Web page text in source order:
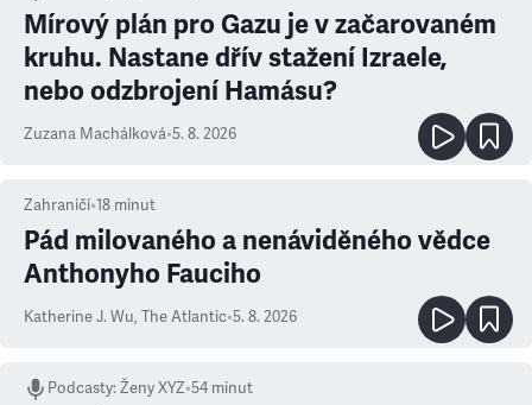
Mírový plán pro Gazu je v začarovaném
kruhu. Nastane dřív stažení Izraele,
nebo odzbrojení Hamásu?
Zuzana Machálková•5. 8. 2026
Zahraničí•18 minut
Pád milovaného a nenáviděného vědce
Anthonyho Fauciho
Katherine J. Wu, The Atlantic•5. 8. 2026
Podcasty:Ženy XYZ•54 minut